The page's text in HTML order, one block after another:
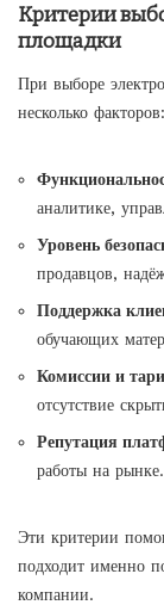
Критерии
площадки
При выборе
несколько факторов:
аналитике,
Уровень
продавцов,
Поддержка
обучающих
Комиссии и
отсутствие
Репутация
работы на рынке.
Эти критерии
подходит именно
компании.